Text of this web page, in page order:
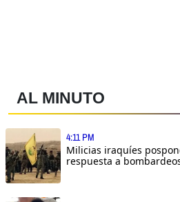
AL MINUTO
4:11 PM
Milicias iraquíes
respuesta a